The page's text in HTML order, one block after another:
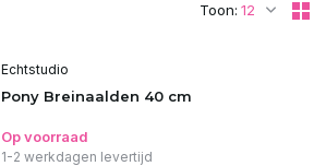
Toon:
Echtstudio
Pony Breinaalden 40 cm
Op voorraad
1-2 werkdagen levertijd